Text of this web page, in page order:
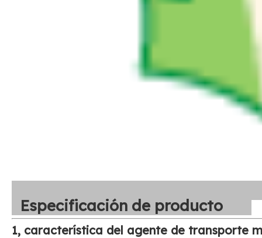
Especificación de producto
1, característica del agente de transporte